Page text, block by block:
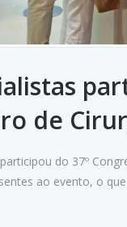
de
do 37º
ao evento, o